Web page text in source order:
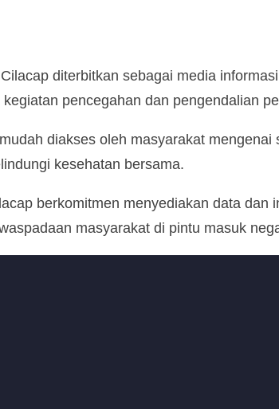
diterbitkan sebagai media
pencegahan dan pengendalian
diakses oleh masyarakat
kesehatan bersama.
berkomitmen menyediakan data dan
masyarakat di pintu masuk